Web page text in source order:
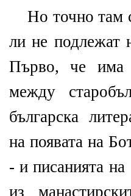
Но точно там
ли не подлежат
Първо, че има
между
българска
на появата на
- и писанията на
из